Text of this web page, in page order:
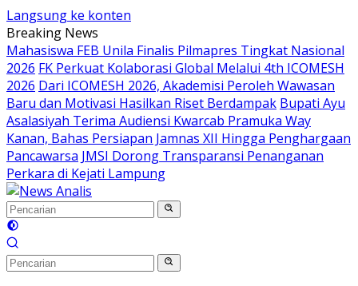
Langsung ke konten
Breaking News
Mahasiswa FEB Unila Finalis Pilmapres Tingkat Nasional
2026 FK Perkuat Kolaborasi Global Melalui 4th ICOMESH
2026 Dari ICOMESH 2026, Akademisi Peroleh Wawasan
Baru dan Motivasi Hasilkan Riset Berdampak Bupati Ayu
Asalasiyah Terima Audiensi Kwarcab Pramuka Way
Kanan, Bahas Persiapan Jamnas XII Hingga Penghargaan
Pancawarsa JMSI Dorong Transparansi Penanganan
Perkara di Kejati Lampung